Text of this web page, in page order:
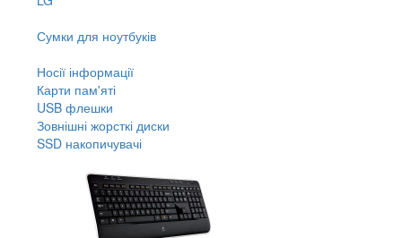
Сумки для ноутбуків
Носії інформації
Карти пам'яті
USB флешки
Зовнішні жорсткі диски
SSD накопичувачі